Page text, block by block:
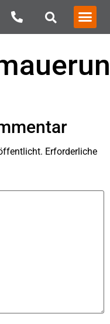
Erforderliche